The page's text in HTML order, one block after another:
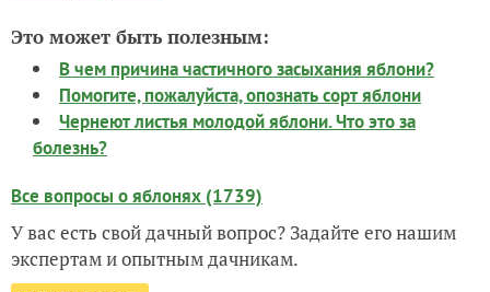
Это может быть полезным:
В чем причина частичного засыхания яблони?
Помогите, пожалуйста, опознать сорт яблони
Чернеют листья молодой яблони. Что это за
болезнь?
Все вопросы о яблонях (1739)
У вас есть свой дачный вопрос? Задайте его нашим
экспертам и опытным дачникам.